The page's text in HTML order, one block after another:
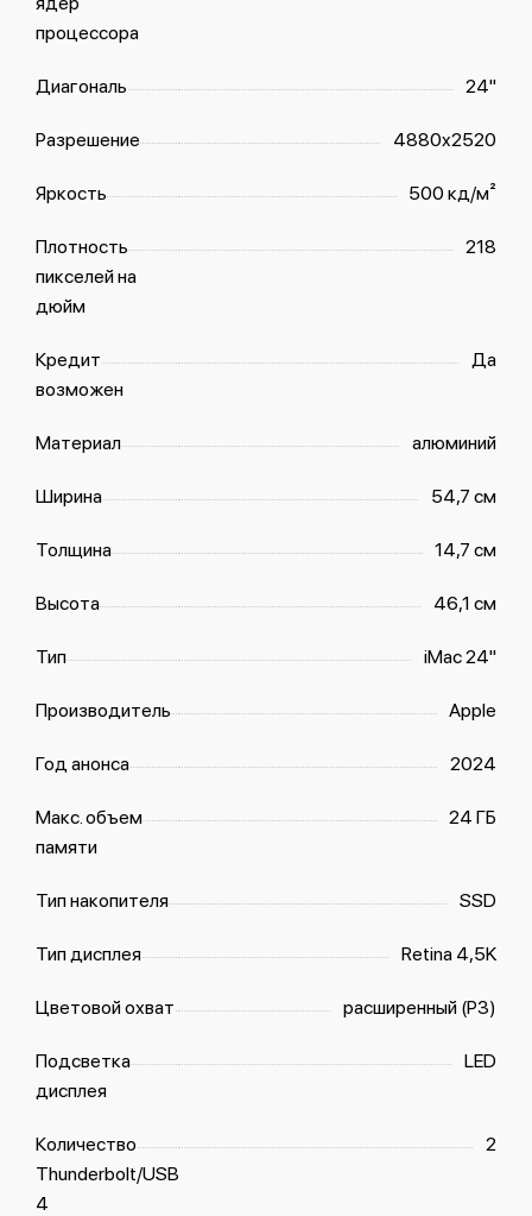
процессора
Диагональ 24"
Разрешение 4880x2520
Яркость 500 кд/м²
Плотность
пикселей на
дюйм
218
Кредит
возможен
Да
Материал алюминий
Ширина 54,7 см
Толщина 14,7 см
Высота 46,1 см
Тип iMac 24"
Производитель Apple
Год анонса 2024
Макс. объем
памяти
24 ГБ
Тип накопителя SSD
Тип дисплея Retina 4,5K
Цветовой охват расширенный (P3)
Подсветка
дисплея
LED
Количество
Thunderbolt/USB
4
2